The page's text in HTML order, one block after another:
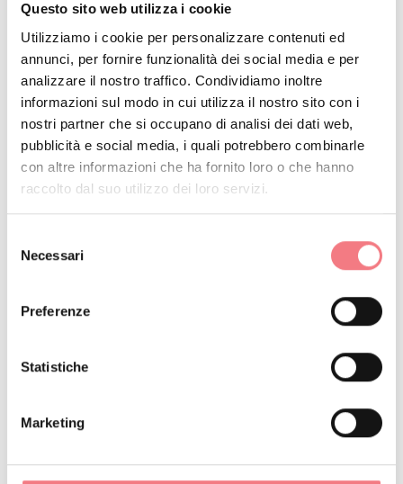
Questo sito web utilizza i cookie
Utilizziamo i cookie per personalizzare contenuti ed
annunci, per fornire funzionalità dei social media e per
analizzare il nostro traffico. Condividiamo inoltre
informazioni sul modo in cui utilizza il nostro sito con i
nostri partner che si occupano di analisi dei dati web,
pubblicità e social media, i quali potrebbero combinarle
con altre informazioni che ha fornito loro o che hanno
raccolto dal suo utilizzo dei loro servizi.
delNecessari
Preferenze
Statistiche
Marketing
industriale dell'ex Cartiera di Vas dopo il restauro
avvenuto tra il 2005 e il 2012.
Le attività svolte comprendono visite guidate,
RESTA IN CONTATTO
Iscriviti alla newsletter delle Dolomiti Bellunesi!
Riceverai notizie, informazioni, itinerari, idee e
consigli per la tua vacanza in ogni stagione.